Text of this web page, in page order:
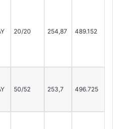
20/20 254,87 489.152
50/52 253,7 496.725